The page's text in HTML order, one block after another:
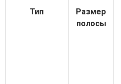
Тип
Размер
полосы